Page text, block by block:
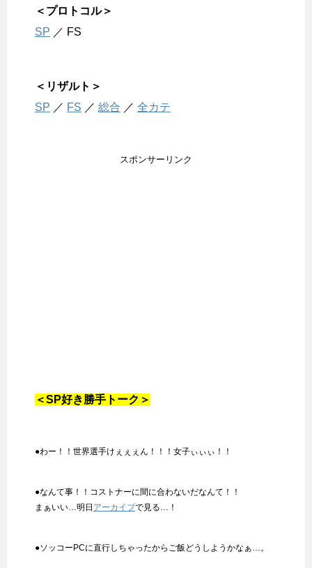
＜プロトコル＞
SP ／ FS
＜リザルト＞
SP ／ FS ／ 総合 ／ 全カテ
スポンサーリンク
＜SP好き勝手トーク＞
●わー！！世界選手けぇぇぇん！！！女子ぃぃぃ！！
●なんて事！！コストナーに間に合わないだなんて！！
まぁいい…明日 アーカイブで見る…！
●ソッコーPCに直行しちゃったからご飯どうしようかなぁ…。